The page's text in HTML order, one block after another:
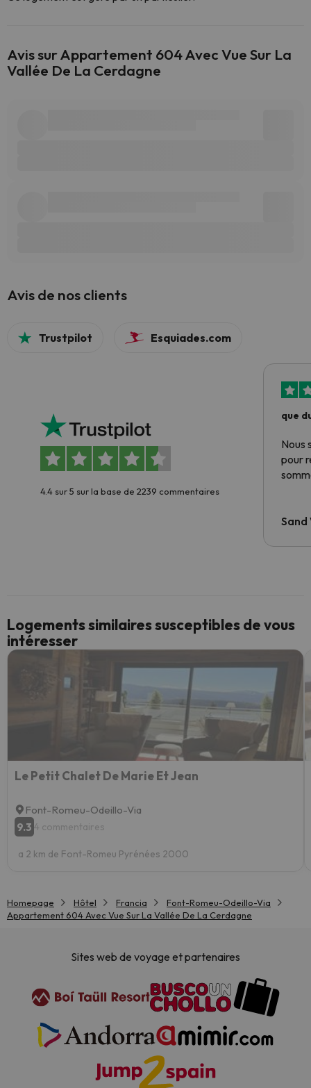
Avis sur Appartement 604 Avec Vue Sur La
Vallée De La Cerdagne
Avis de nos clients
Trustpilot Esquiades.com
4.4 sur 5 sur la base de 2239 commentaires
que
Nous
pour
Sand
Logements similaires susceptibles de vous
intéresser
Le Petit Chalet De Marie Et Jean
Font-Romeu-Odeillo-Via
9.3 4 commentaires
a 2 km de Font-Romeu Pyrénées 2000
Homepage Hôtel Francia
Font-Romeu-Odeillo-Via
Appartement 604 Avec Vue Sur La Vallée De La Cerdagne
Sites web de voyage et partenaires